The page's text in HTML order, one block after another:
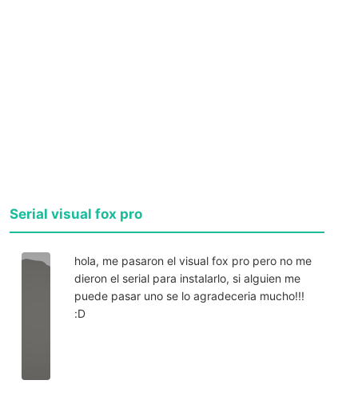
Serial visual fox pro
hola, me pasaron el visual fox pro pero no me
dieron el serial para instalarlo, si alguien me
puede pasar uno se lo agradeceria mucho!!!
:D